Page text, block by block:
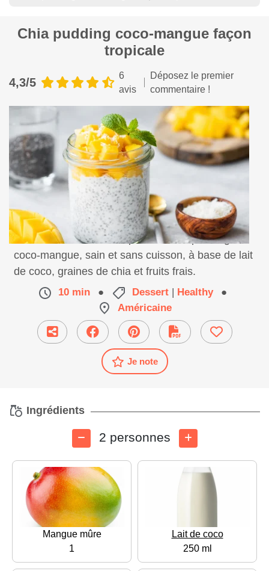
Chia pudding coco-mangue façon
tropicale
4,3/5
6
avis
Déposez le premier
commentaire !
Savourez un dessert tropical de chia pudding
coco-mangue, sain et sans cuisson, à base de lait
de coco, graines de chia et fruits frais.
10 min ● Dessert | Healthy
●
Américaine
Je note
Ingrédients
2 personnes
Mangue mûre
1
Lait de coco
250 ml